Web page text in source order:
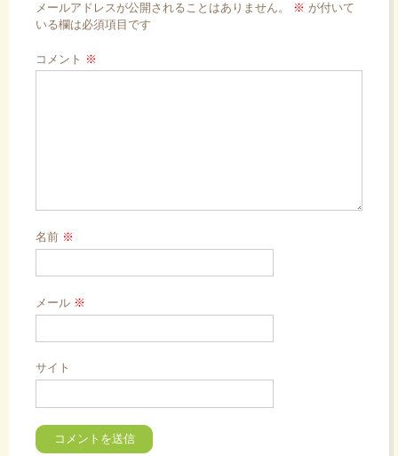
シ
ン
メールアドレスが公開されることはありません。 ※ が付いて
いる欄は必須項目です
コメント ※
名前 ※
メール ※
サイト